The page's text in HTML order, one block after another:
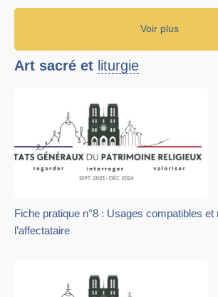
Voir plus
Art sacré et liturgie
Fiche pratique n°8 : Usages compatibles et
l’affectataire